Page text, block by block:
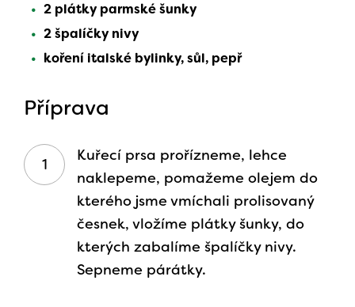
2 plátky parmské šunky
2 špalíčky nivy
koření italské bylinky, sůl, pepř
Příprava
Kuřecí prsa prořízneme, lehce
naklepeme, pomažeme olejem do
kterého jsme vmíchali prolisovaný
česnek, vložíme plátky šunky, do
kterých zabalíme špalíčky nivy.
Sepneme párátky.